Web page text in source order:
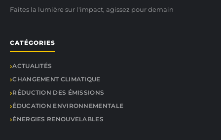
Faites la lumière sur l'impact, agissez pour demain
CATÉGORIES
ACTUALITÉS
CHANGEMENT CLIMATIQUE
RÉDUCTION DES ÉMISSIONS
ÉDUCATION ENVIRONNEMENTALE
ÉNERGIES RENOUVELABLES